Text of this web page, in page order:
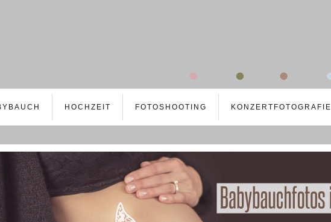
HOCHZEIT FOTOSHOOTING KONZERTFOTOGRAFIE